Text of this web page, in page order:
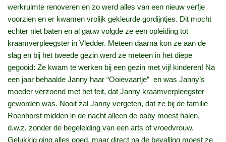
werkruimte renoveren en zo werd alles van een nieuw verfje
voorzien en er kwamen vrolijk gekleurde gordijntjes. Dit mocht
echter niet baten en al gauw volgde ze een opleiding tot
kraamverpleegster in Vledder. Meteen daarna kon ze aan de
slag en bij het tweede gezin werd ze meteen in het diepe
gegooid: Ze kwam te werken bij een gezin met vijf kinderen! Na
een jaar behaalde Janny haar “Ooievaartje” en was Janny’s
moeder verzoend met het feit, dat Janny kraamverpleegster
geworden was. Nooit zal Janny vergeten, dat ze bij de familie
Roenhorst midden in de nacht alleen de baby moest halen,
d.w.z. zonder de begeleiding van een arts of vroedvrouw.
Gelukkig ging alles goed, maar direct na de bevalling moest ze